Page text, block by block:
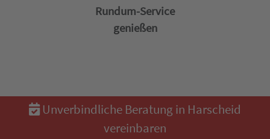
Rundum-Service
genießen
Unverbindliche Beratung in Harscheid
vereinbaren